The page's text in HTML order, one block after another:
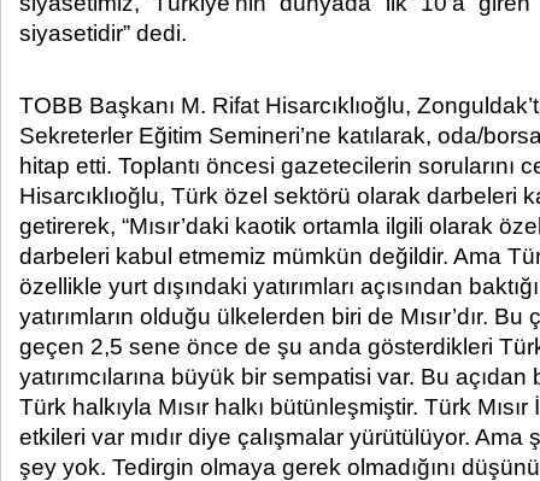
siyasetidir” dedi. ​
TOBB Başkanı M. Rifat Hisarcıklıoğlu,
Sekreterler Eğitim Semineri’ne katılarak, oda/
hitap etti. Toplantı öncesi gazetecilerin sorularını
Hisarcıklıoğlu, Türk özel sektörü olarak darbeleri
getirerek, “Mısır’daki kaotik ortamla ilgili olarak
darbeleri kabul etmemiz mümkün değildir. Ama
özellikle yurt dışındaki yatırımları açısından
yatırımların olduğu ülkelerden biri de Mısır’dır. Bu
geçen 2,5 sene önce de şu anda gösterdikleri
yatırımcılarına büyük bir sempatisi var. Bu açıdan
Türk halkıyla Mısır halkı bütünleşmiştir. Türk
etkileri var mıdır diye çalışmalar yürütülüyor.
şey yok. Tedirgin olmaya gerek olmadığını